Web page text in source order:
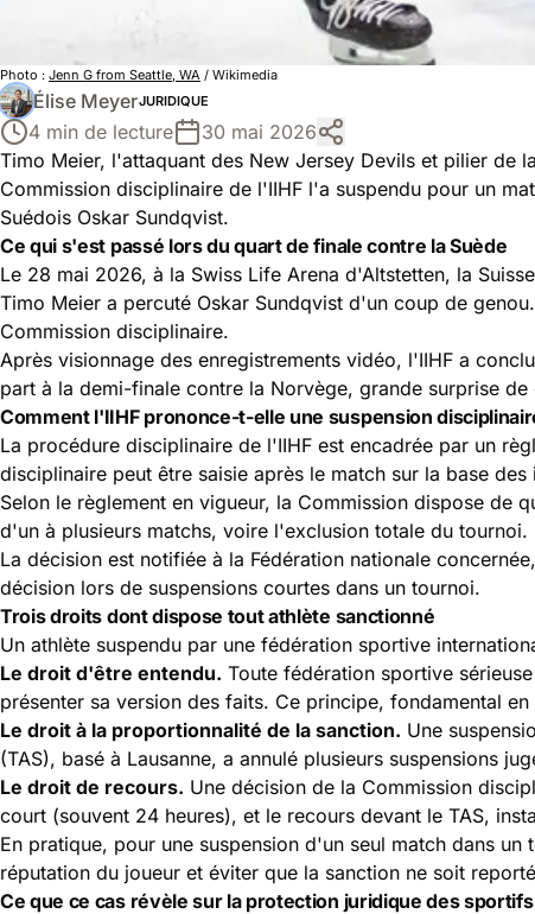
Photo : Jenn G from Seattle, WA / Wikimedia
Élise MeyerJURIDIQUE
4 min de lecture
30 mai 2026
Timo Meier, l'attaquant des New Jersey Devils et pilier de
Commission disciplinaire de l'IIHF l'a suspendu pour un
Suédois Oskar Sundqvist.
Ce qui s'est passé lors du quart de finale contre la Suède
Le 28 mai 2026, à la Swiss Life Arena d'Altstetten, la
Timo Meier a percuté Oskar Sundqvist d'un coup de
Commission disciplinaire.
Après visionnage des enregistrements vidéo, l'IIHF a
part à la demi-finale contre la Norvège, grande surprise
Comment l'IIHF prononce-t-elle une suspension
La procédure disciplinaire de l'IIHF est encadrée par un
disciplinaire peut être saisie après le match sur la base
Selon le règlement en vigueur, la Commission dispose de
d'un à plusieurs matchs, voire l'exclusion totale du
La décision est notifiée à la Fédération nationale
décision lors de suspensions courtes dans un tournoi.
Trois droits dont dispose tout athlète sanctionné
Un athlète suspendu par une fédération sportive
Le droit d'être entendu. Toute fédération sportive
présenter sa version des faits. Ce principe, fondamental
Le droit à la proportionnalité de la sanction. Une
(TAS), basé à Lausanne, a annulé plusieurs suspensions
Le droit de recours. Une décision de la Commission
court (souvent 24 heures), et le recours devant le TAS,
En pratique, pour une suspension d'un seul match dans
réputation du joueur et éviter que la sanction ne soit
Ce que ce cas révèle sur la protection juridique des sportifs